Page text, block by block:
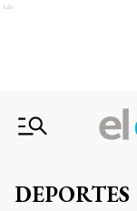
Ads
DEPORTES